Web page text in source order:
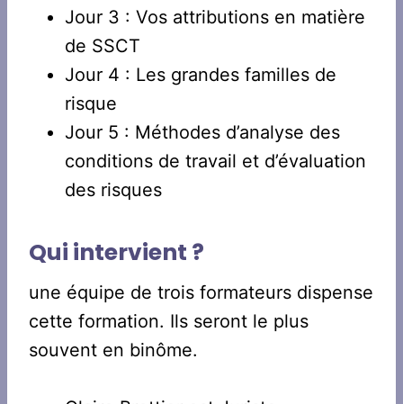
Jour 3 : Vos attributions en matière
de SSCT
Jour 4 : Les grandes familles de
risque
Jour 5 : Méthodes d’analyse des
conditions de travail et d’évaluation
des risques
Qui intervient ?
une équipe de trois formateurs dispense
cette formation. Ils seront le plus
souvent en binôme.